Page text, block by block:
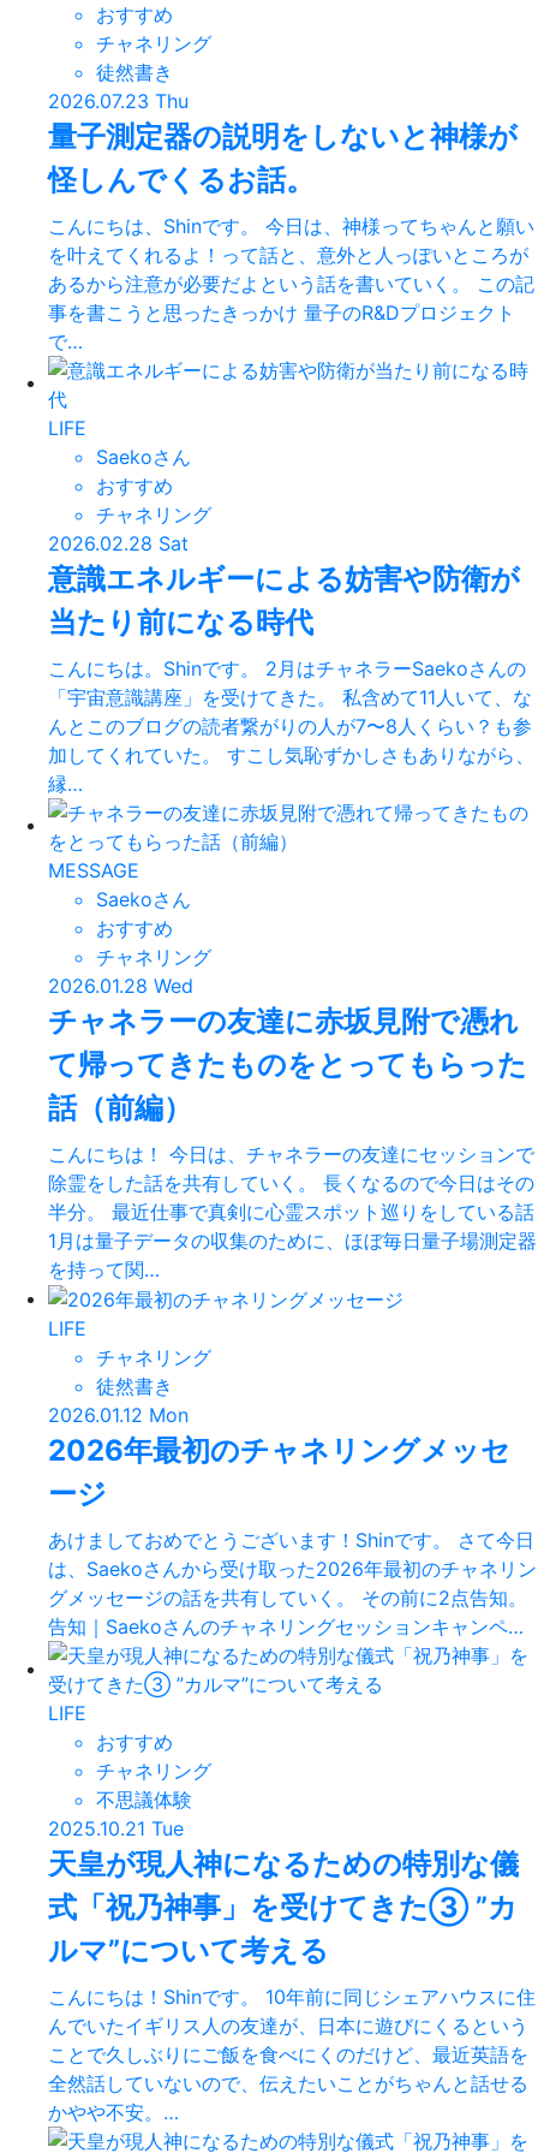
おすすめ
チャネリング
徒然書き
2026.07.23 Thu
量子測定器の説明をしないと神様が
怪しんでくるお話。
こんにちは、Shinです。 今日は、神様ってちゃんと願い
を叶えてくれるよ！って話と、意外と人っぽいところが
あるから注意が必要だよという話を書いていく。 この記
事を書こうと思ったきっかけ 量子のR&Dプロジェクト
で…
LIFE
Saekoさん
おすすめ
チャネリング
2026.02.28 Sat
意識エネルギーによる妨害や防衛が
当たり前になる時代
こんにちは。Shinです。 2月はチャネラーSaekoさんの
「宇宙意識講座」を受けてきた。 私含めて11人いて、な
んとこのブログの読者繋がりの人が7〜8人くらい？も参
加してくれていた。 すこし気恥ずかしさもありながら、
縁…
MESSAGE
Saekoさん
おすすめ
チャネリング
2026.01.28 Wed
チャネラーの友達に赤坂見附で憑れ
て帰ってきたものをとってもらった
話（前編）
こんにちは！ 今日は、チャネラーの友達にセッションで
除霊をした話を共有していく。 長くなるので今日はその
半分。 最近仕事で真剣に心霊スポット巡りをしている話
1月は量子データの収集のために、ほぼ毎日量子場測定器
を持って関…
LIFE
チャネリング
徒然書き
2026.01.12 Mon
2026年最初のチャネリングメッセ
ージ
あけましておめでとうございます！Shinです。 さて今日
は、Saekoさんから受け取った2026年最初のチャネリン
グメッセージの話を共有していく。 その前に2点告知。
告知｜Saekoさんのチャネリングセッションキャンペ…
LIFE
おすすめ
チャネリング
不思議体験
2025.10.21 Tue
天皇が現人神になるための特別な儀
式「祝乃神事」を受けてきた③ ”カ
ルマ”について考える
こんにちは！Shinです。 10年前に同じシェアハウスに住
んでいたイギリス人の友達が、日本に遊びにくるという
ことで久しぶりにご飯を食べにくのだけど、最近英語を
全然話していないので、伝えたいことがちゃんと話せる
かやや不安。…